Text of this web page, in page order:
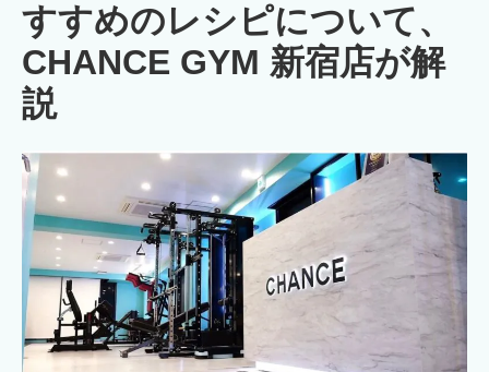
すすめのレシピについて、
CHANCE GYM 新宿店が解
説